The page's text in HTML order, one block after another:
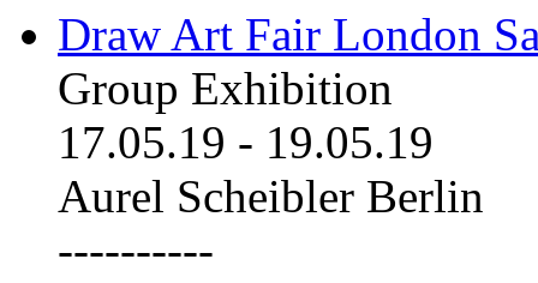
Draw Art Fair London
Group Exhibition
17.05.19 - 19.05.19
Aurel Scheibler Berlin
----------